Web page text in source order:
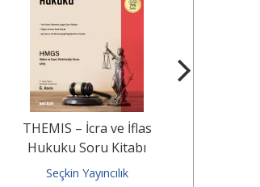
THEMIS – İcra ve İflas
Hukuku Soru Kitabı
Seçkin Yayıncılık